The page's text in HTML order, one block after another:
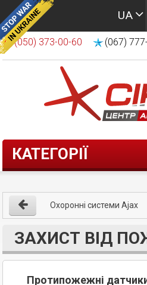
UA
(050) 373-00-60 (067)
КАТЕГОРІЇ
Охоронні системи Ajax
ЗАХИСТ ВІД
Протипожежні датчики оберігають вас і